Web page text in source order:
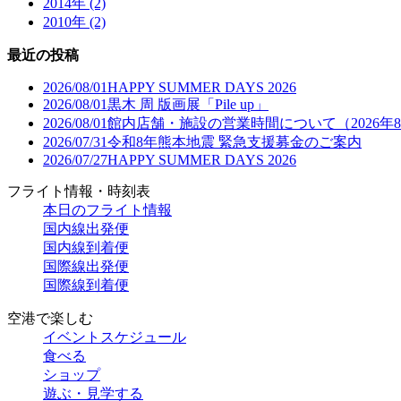
2010年 (2)
最近の投稿
2026/08/01HAPPY SUMMER DAYS 2026
2026/08/01黒木 周 版画展「Pile up」
2026/08/01館内店舗・施設の営業時間について（2026年8
2026/07/31令和8年熊本地震 緊急支援募金のご案内
2026/07/27HAPPY SUMMER DAYS 2026
フライト情報・時刻表
本日のフライト情報
国内線出発便
国内線到着便
国際線出発便
国際線到着便
空港で楽しむ
イベントスケジュール
食べる
ショップ
遊ぶ・見学する